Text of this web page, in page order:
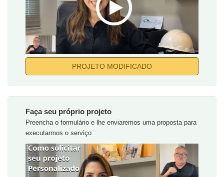
PROJETO MODIFICADO
Faça seu próprio projeto
Preencha o formulário e lhe enviaremos uma proposta para
executarmos o serviço